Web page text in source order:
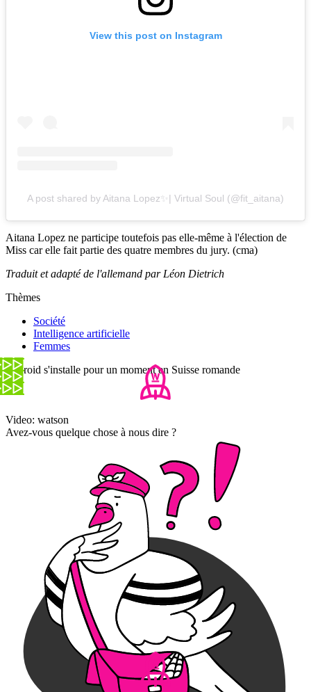
View this post on Instagram
A post shared by Aitana Lopez✨| Virtual Soul (@fit_aitana)
Aitana Lopez ne participe toutefois pas elle-même à l'élection de
Miss car elle fait partie des quatre membres du jury. (cma)
Traduit et adapté de l'allemand par Léon Dietrich
Thèmes
Société
Intelligence artificielle
Femmes
Le froid s'installe pour un moment en Suisse romande
Video: watson
Avez-vous quelque chose à nous dire ?